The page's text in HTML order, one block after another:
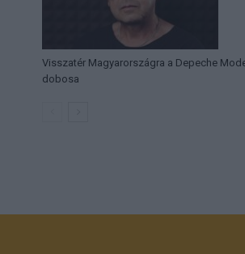
Visszatér Magyarországra a Depeche
dobosa